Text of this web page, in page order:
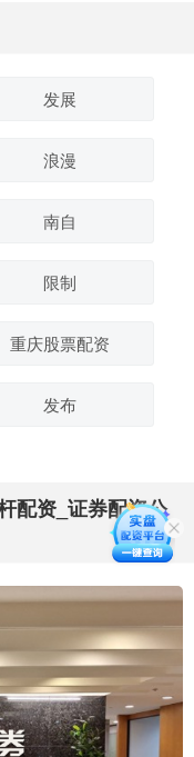
发展
浪漫
南自
限制
重庆股票配资
发布
配资_证券配资公